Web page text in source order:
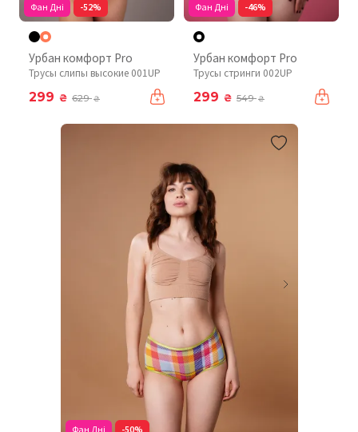
Фан Дні -52%
Урбан комфорт Pro
Трусы слипы высокие 001UP
299 ₴ 629₴
Фан Дні -46%
Урбан комфорт Pro
Трусы стринги 002UP
299 ₴ 549₴
Фан Дні -50%